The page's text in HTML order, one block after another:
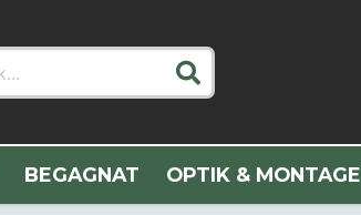
BEGAGNAT OPTIK & MONTAGE
Vapen Pistoler Arma Zeka Giant